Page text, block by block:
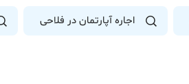
اجاره آپارتمان در فلاحی